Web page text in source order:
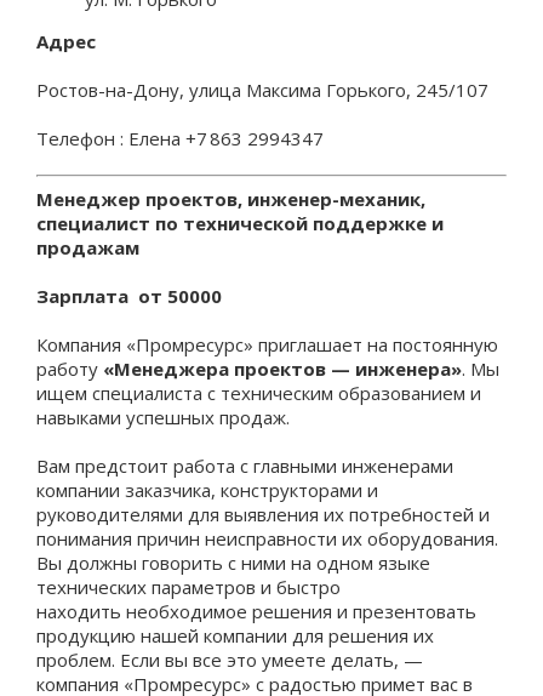
Адрес
Ростов-на-Дону, улица Максима Горького, 245/107
Телефон : Елена +7 863 2994347
Менеджер проектов, инженер-механик,
специалист по технической поддержке и
продажам
Зарплата от 50000
Компания «Промресурс» приглашает на постоянную
работу «Менеджера проектов — инженера». Мы
ищем специалиста с техническим образованием и
навыками успешных продаж.
Вам предстоит работа с главными инженерами
компании заказчика, конструкторами и
руководителями для выявления их потребностей и
понимания причин неисправности их оборудования.
Вы должны говорить с ними на одном языке
технических параметров и быстро
находить необходимое решения и презентовать
продукцию нашей компании для решения их
проблем. Если вы все это умеете делать, —
компания «Промресурс» с радостью примет вас в